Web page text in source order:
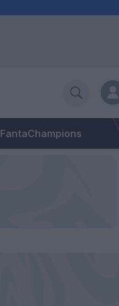
FantaChampions